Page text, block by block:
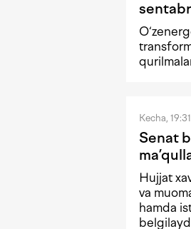
Kecha, 19:31
Senat
Hujjat
va
hamda